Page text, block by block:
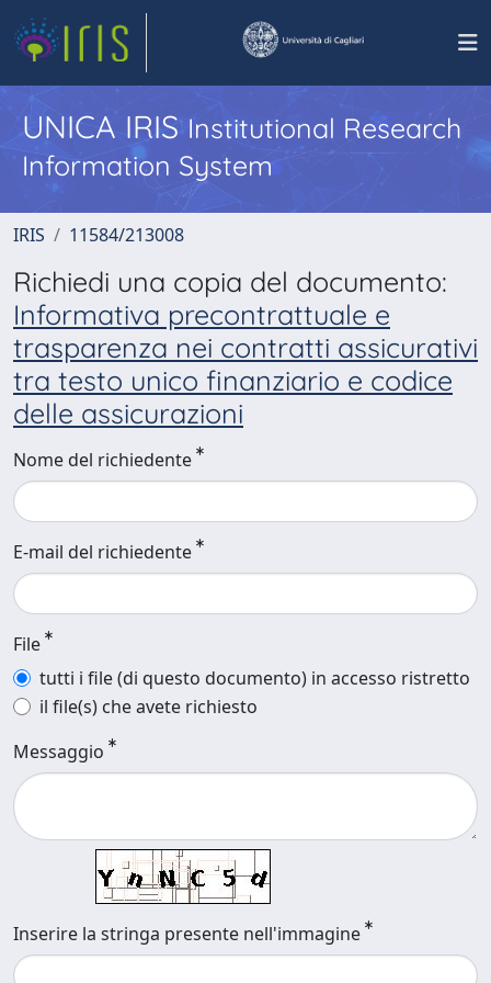
UNICA IRISInstitutional Research
Information System
IRIS 11584/213008
Richiedi una copia del documento:
Informativa precontrattuale e
trasparenza nei contratti assicurativi
tra testo unico finanziario e codice
delle assicurazioni
Nome del richiedente
E-mail del richiedente
File
tutti i file (di questo documento) in accesso ristretto
il file(s) che avete richiesto
Messaggio
Inserire la stringa presente nell'immagine